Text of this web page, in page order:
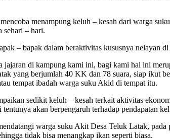
menampung keluh – kesah dari warga
sehari – hari.
– bapak dalam beraktivitas kususnya nelayan
jajaran di kampung kami ini, bagi kami hal ini
yang berjumlah 40 KK dan 78 suara, siap ikut
tempat ibadah warga suku Akid di tempat itu.
sedikit keluh – kesah terkait aktivitas
akan berpengaruh terhadap pendapatan
warga suku Akit Desa Teluk Latak,
tidak bisa menangkap ikan seperti biasa.